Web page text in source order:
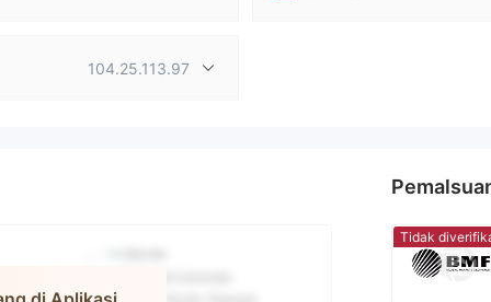
104.25.113.97
Tidak